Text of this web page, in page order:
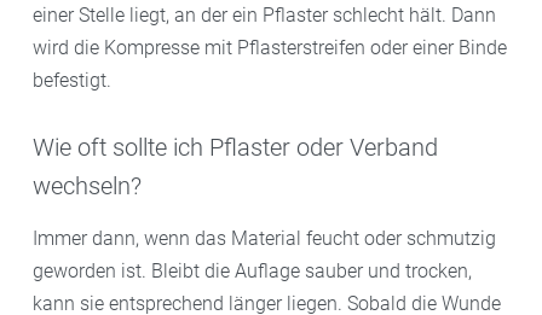
einer Stelle liegt, an der ein Pflaster schlecht hält. Dann
wird die Kompresse mit Pflasterstreifen oder einer Binde
befestigt.
Wie oft sollte ich Pflaster oder Verband
wechseln?
Immer dann, wenn das Material feucht oder schmutzig
geworden ist. Bleibt die Auflage sauber und trocken,
kann sie entsprechend länger liegen. Sobald die Wunde